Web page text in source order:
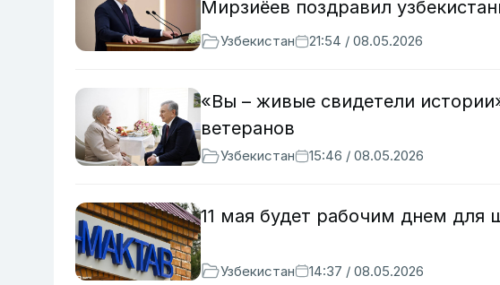
Мирзиёев поздравил
Узбекистан 21:54 / 08.05.2026
«Вы – живые свидетели
ветеранов
Узбекистан 15:46 / 08.05.2026
11 мая будет рабочим днем для
Узбекистан 14:37 / 08.05.2026